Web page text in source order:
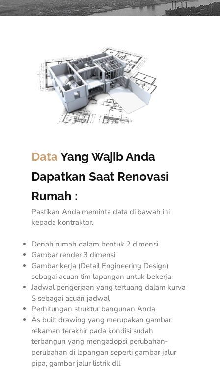
Data Yang Wajib Anda
Dapatkan Saat Renovasi
Rumah :
Pastikan Anda meminta data di bawah ini
kepada kontraktor.
Denah rumah dalam bentuk 2 dimensi
Gambar render 3 dimensi
Gambar kerja (Detail Engineering Design)
sebagai acuan tim lapangan untuk bekerja
Jadwal pengerjaan yang tertuang dalam kurva
S sebagai acuan jadwal
Perhitungan struktur bangunan Anda
As built drawing yang merupakan gambar
rekaman terakhir pada kondisi sudah
terbangun yang mengadopsi perubahan-
perubahan di lapangan seperti gambar jalur
pipa, gambar jalur listrik dll